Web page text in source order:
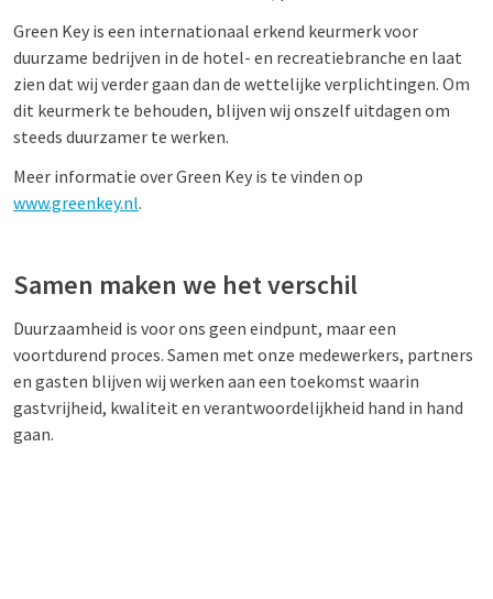
Green Key is een internationaal erkend keurmerk voor
duurzame bedrijven in de hotel- en recreatiebranche en laat
zien dat wij verder gaan dan de wettelijke verplichtingen. Om
dit keurmerk te behouden, blijven wij onszelf uitdagen om
steeds duurzamer te werken.
Meer informatie over Green Key is te vinden op
www.greenkey.nl.
Samen maken we het verschil
Duurzaamheid is voor ons geen eindpunt, maar een
voortdurend proces. Samen met onze medewerkers, partners
en gasten blijven wij werken aan een toekomst waarin
gastvrijheid, kwaliteit en verantwoordelijkheid hand in hand
gaan.